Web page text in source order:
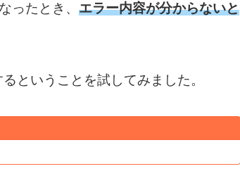
ったとき、 エラー内容が分からないと
るということを試してみました。